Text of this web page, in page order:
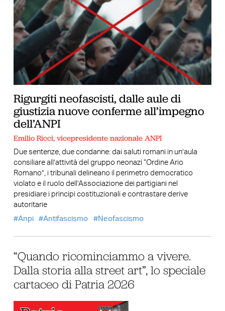
Rigurgiti neofascisti, dalle aule di
giustizia nuove conferme all’impegno
dell’ANPI
Emilio Ricci, vicepresidente nazionale ANPI
Due sentenze, due condanne: dai saluti romani in un’aula
consiliare all’attività del gruppo neonazi “Ordine Ario
Romano”, i tribunali delineano il perimetro democratico
violato e il ruolo dell’Associazione dei partigiani nel
presidiare i principi costituzionali e contrastare derive
autoritarie
Anpi
Antifascismo Neofascismo
“Quando ricominciammo a vivere.
Dalla storia alla street art”, lo speciale
cartaceo di Patria 2026